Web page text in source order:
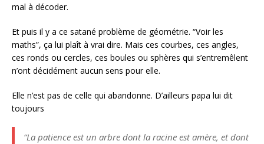
mal à décoder.
Et puis il y a ce satané problème de géométrie. “Voir les
maths”, ça lui plaît à vrai dire. Mais ces courbes, ces angles,
ces ronds ou cercles, ces boules ou sphères qui s’entremêlent
n’ont décidément aucun sens pour elle.
Elle n’est pas de celle qui abandonne. D’ailleurs papa lui dit
toujours
“La patience est un arbre dont la racine est amère, et dont